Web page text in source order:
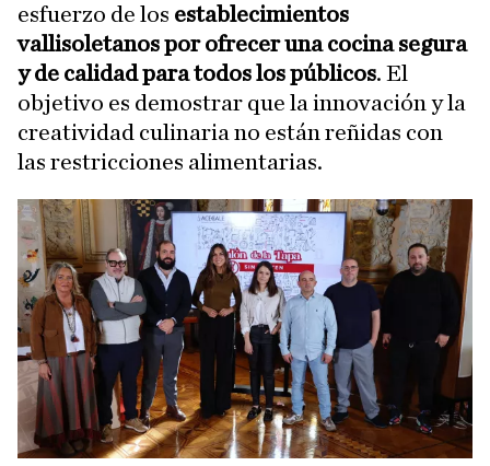
esfuerzo de los establecimientos
vallisoletanos por ofrecer una cocina segura
y de calidad para todos los públicos. El
objetivo es demostrar que la innovación y la
creatividad culinaria no están reñidas con
las restricciones alimentarias.